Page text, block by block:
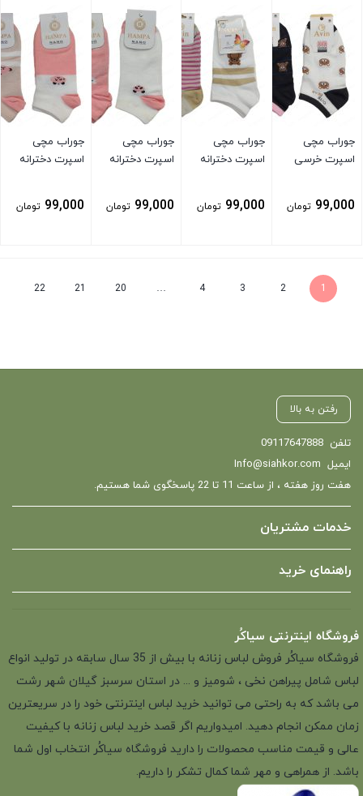
جوراب مچی
اسپرت خرسی
99,000 تومان
جوراب مچی
اسپرت دخترانه
99,000 تومان
جوراب مچی
اسپرت دخترانه
99,000 تومان
جوراب مچی
اسپرت دخترانه
99,000 تومان
1
2
3
4
…
20
21
22
رفتن به بالا
تلفن 09117647888
ایمیل Info@siahkor.com
هفت روز هفته ، از ساعت 11 تا 22 پاسخگوی شما هستیم.
خدمات مشتریان
راهنمای خرید
فروشگاه اینترنتی سیاکُر
فروشگاه سیاکُر فروش لباس زنانه با بیش از 35 سال سابقه در تولید انواع
لباس شامل پیراهن نخی ، شومیز و ... در استان سرسبز گیلان شهر رشت
می باشد که به راحتی می توانید خرید لباس اینترنتی خود را در سریعترین
زمان ممکن انجام دهید. امیدواریم اگر قصد خرید لباس زنانه با کیفیت
عالی و قیمت مناسب محصولات را دارید فروشگاه سیاکُر انتخاب اول شما
باشد. از همراهی و مهر شما کمال تشکر را داریم.